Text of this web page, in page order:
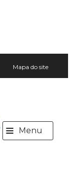
Mapa do site
≡ Menu